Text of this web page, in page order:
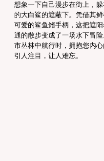
想象一下自己漫步在街上，
的大白鲨的遮蔽下。凭借其
可爱的鲨鱼鳍手柄，这把遮
通的散步变成了一场水下冒
市丛林中航行时，拥抱您内心
引人注目，让人难忘。